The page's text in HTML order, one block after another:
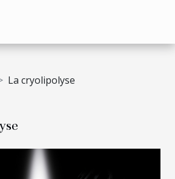
La cryolipolyse